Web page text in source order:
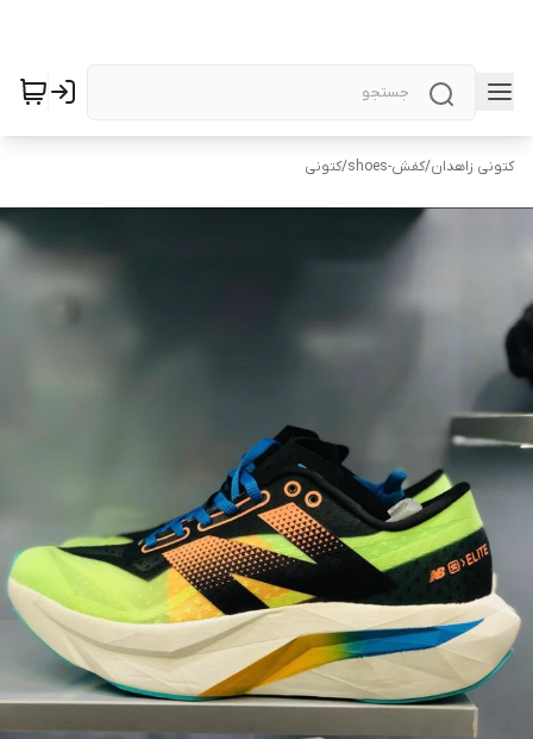
کتونی زاهدان/کفش-shoes /کتونی